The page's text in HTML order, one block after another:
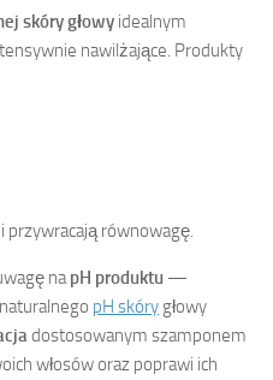
skóry głowy idealnym
nawilżające. Produkty
przywracają równowagę.
napH produktu —
pH skóry głowy
dostosowanym szamponem
włosów oraz poprawi ich